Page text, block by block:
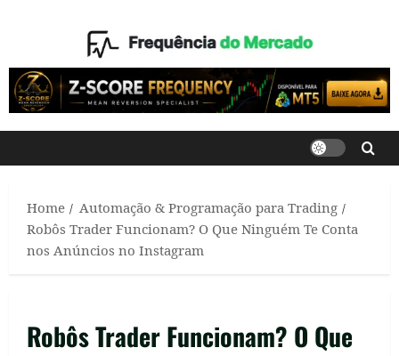
Home
Automação & Programação para Trading
Robôs Trader Funcionam? O Que Ninguém Te Conta
nos Anúncios no Instagram
Robôs Trader Funcionam? O Que